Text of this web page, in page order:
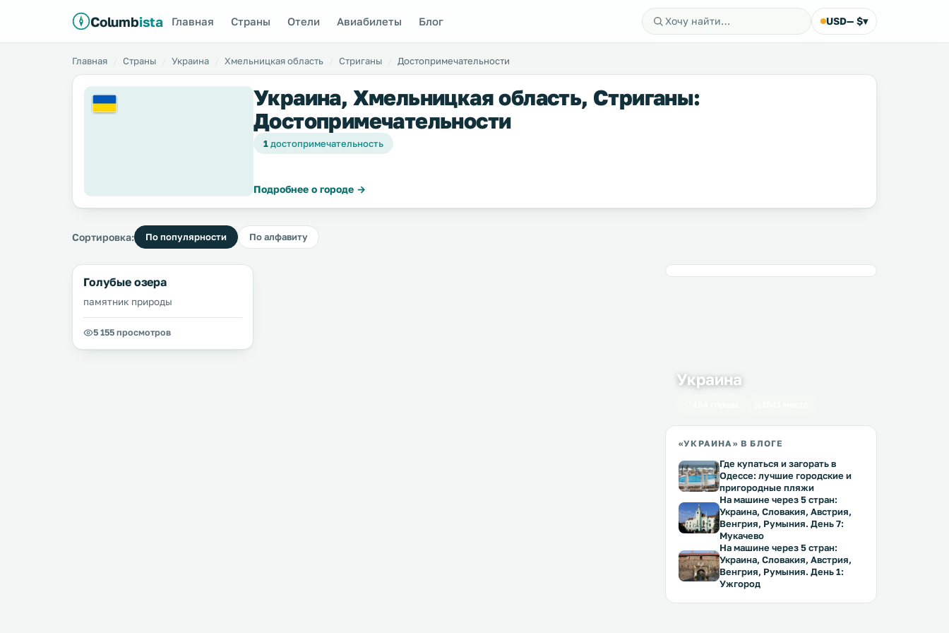
Columbista Главная Страны Отели Авиабилеты Блог USD— $▾
Главная Страны Украина Хмельницкая область Стриганы Достопримечательности
Украина, Хмельницкая область, Стриганы:
Достопримечательности
1достопримечательность
Подробнее о городе →
Сортировка: По популярности По алфавиту
Голубые озера
памятник природы
5 155 просмотров
Украина
«УКРАИНА» В БЛОГЕ
Где купаться и загорать в
Одессе: лучшие городские и
пригородные пляжи
На машине через 5 стран:
Украина, Словакия, Австрия,
Венгрия, Румыния. День 7:
Мукачево
На машине через 5 стран:
Украина, Словакия, Австрия,
Венгрия, Румыния. День 1:
Ужгород